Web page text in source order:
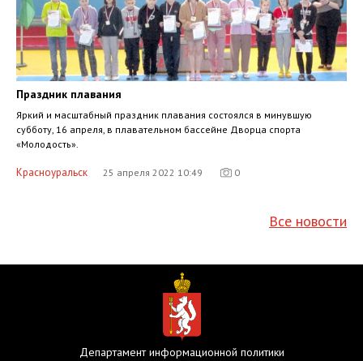
Праздник плавания
Яркий и масштабный праздник плавания состоялся в минувшую
субботу, 16 апреля, в плавательном бассейне Дворца спорта
«Молодость».
Красноуральск 25 апреля 2022 10:49 0
Все новости
Департамент информационной политики